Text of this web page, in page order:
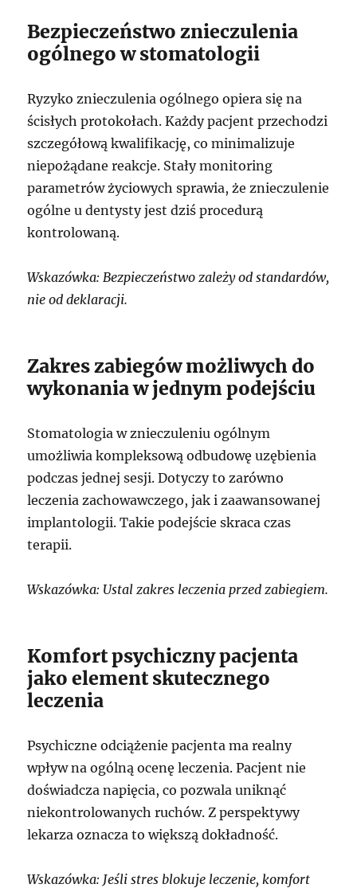
Bezpieczeństwo znieczulenia
ogólnego w stomatologii
Ryzyko znieczulenia ogólnego opiera się na
ścisłych protokołach. Każdy pacjent przechodzi
szczegółową kwalifikację, co minimalizuje
niepożądane reakcje. Stały monitoring
parametrów życiowych sprawia, że znieczulenie
ogólne u dentysty jest dziś procedurą
kontrolowaną.
Wskazówka: Bezpieczeństwo zależy od standardów,
nie od deklaracji.
Zakres zabiegów możliwych do
wykonania w jednym podejściu
Stomatologia w znieczuleniu ogólnym
umożliwia kompleksową odbudowę uzębienia
podczas jednej sesji. Dotyczy to zarówno
leczenia zachowawczego, jak i zaawansowanej
implantologii. Takie podejście skraca czas
terapii.
Wskazówka: Ustal zakres leczenia przed zabiegiem.
Komfort psychiczny pacjenta
jako element skutecznego
leczenia
Psychiczne odciążenie pacjenta ma realny
wpływ na ogólną ocenę leczenia. Pacjent nie
doświadcza napięcia, co pozwala uniknąć
niekontrolowanych ruchów. Z perspektywy
lekarza oznacza to większą dokładność.
Wskazówka: Jeśli stres blokuje leczenie, komfort